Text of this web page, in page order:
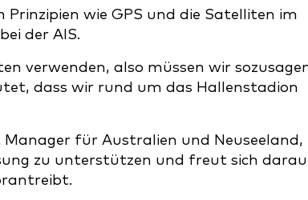
wie GPS und die Satelliten im
der AIS.
verwenden, also müssen wir
dass wir rund um das Hallenstadion
für Australien und Neuseeland,
zu unterstützen und freut sich